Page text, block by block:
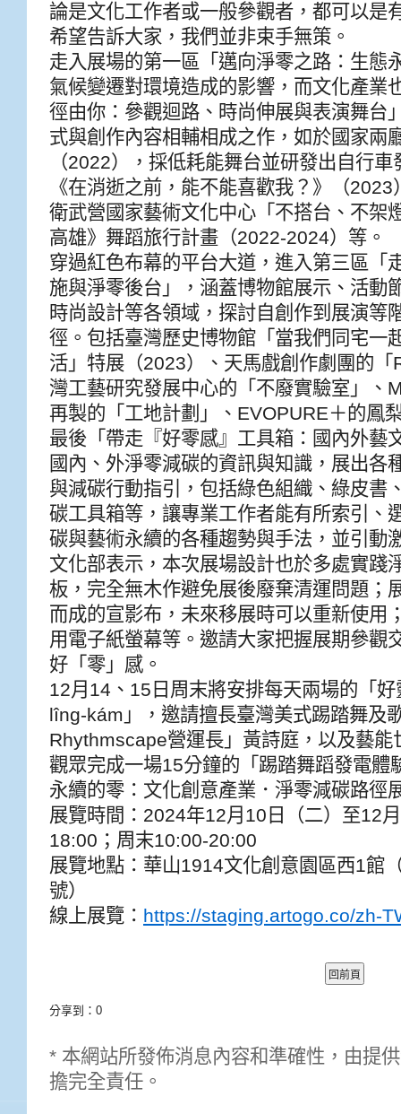
論是文化工作者或一般參觀者，都可以是
希望告訴大家，我們並非束手無策。
走入展場的第一區「邁向淨零之路：生態
氣候變遷對環境造成的影響，而文化產業
徑由你：參觀迴路、時尚伸展與表演舞台
式與創作內容相輔相成之作，如於國家兩
（2022），採低耗能舞台並研發出自行
《在消逝之前，能不能喜歡我？》（
衛武營國家藝術文化中心「不搭台、不架
高雄》舞蹈旅行計畫（2022-2024）等。
穿過紅色布幕的平台大道，進入第三區「
施與淨零後台」，涵蓋博物館展示、活動
時尚設計等各領域，探討自創作到展演等
徑。包括臺灣歷史博物館「當我們同宅一
活」特展（2023）、天馬戲創作劇團的
灣工藝研究發展中心的「不廢實驗室」、
再製的「工地計劃」、EVOPURE＋的鳳
最後「帶走『好零感』工具箱：國內外藝
國內、外淨零減碳的資訊與知識，展出各
與減碳行動指引，包括綠色組織、綠皮書
碳工具箱等，讓專業工作者能有所索引、
碳與藝術永續的各種趨勢與手法，並引動
文化部表示，本次展場設計也於多處實踐
板，完全無木作避免展後廢棄清運問題；
而成的宣影布，未來移展時可以重新使用
用電子紙螢幕等。邀請大家把握展期參觀
好「零」感。
12月14、15日周末將安排每天兩場的「
lîng-kám」，邀請擅長臺灣美式踢踏舞及
Rhythmscape營運長」黃詩庭，以及藝
觀眾完成一場15分鐘的「踢踏舞蹈發電體
永續的零：文化創意產業．淨零減碳路徑
展覽時間：2024年12月10日（二）至12
18:00；周末10:00-20:00
展覽地點：華山1914文化創意園區西1館
號）
線上展覽： https://staging.artogo.co/zh-
分享到： 0
* 本網站所發佈消息內容和準確性，由提
擔完全責任。